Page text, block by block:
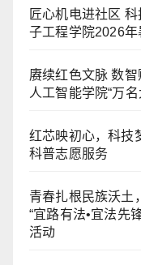
匠心机电进社区
子工程学院2026
赓续红色文脉 数
人工智能学院“万
红芯映初心，科技
科普志愿服务
青春扎根民族沃土
“宜路有法•宜法先
活动